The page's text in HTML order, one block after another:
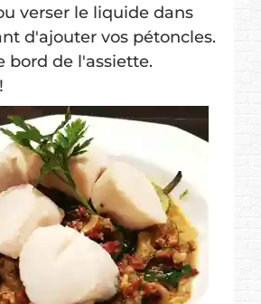
verser le liquide dans
d'ajouter vos pétoncles.
bord de l'assiette.